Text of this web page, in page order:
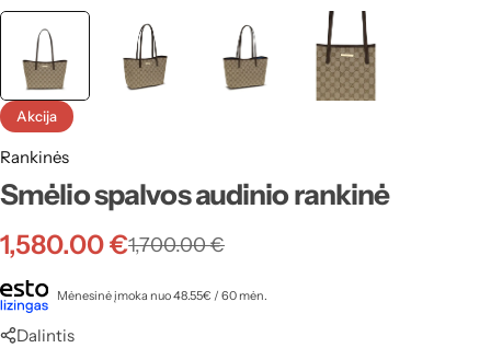
Akcija
Rankinės
Smėlio spalvos audinio rankinė
1,700.00€
1,580.00€
Mėnesinė įmoka nuo 48.55€ / 60 mėn.
Dalintis